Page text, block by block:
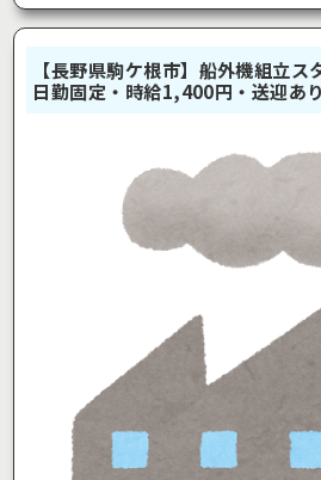
【長野県駒ケ根市】船外機組立ス
日勤固定・時給1,400円・送迎あり